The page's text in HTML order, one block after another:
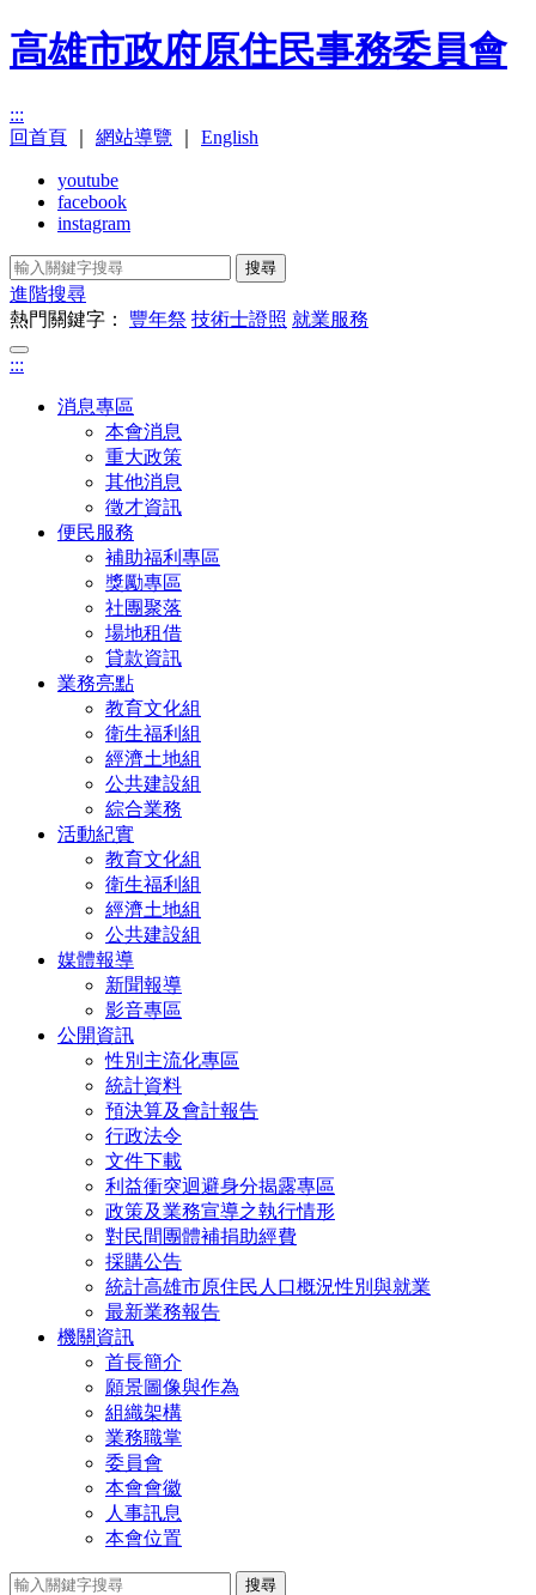
高雄市政府原住民事務委員會
:::
回首頁
網站導覽 English
youtube
facebook
instagram
搜尋
進階搜尋
熱門關鍵字： 豐年祭 技術士證照 就業服務
:::
消息專區
本會消息
重大政策
其他消息
徵才資訊
便民服務
補助福利專區
獎勵專區
社團聚落
場地租借
貸款資訊
業務亮點
教育文化組
衛生福利組
經濟土地組
公共建設組
綜合業務
活動紀實
教育文化組
衛生福利組
經濟土地組
公共建設組
媒體報導
新聞報導
影音專區
公開資訊
性別主流化專區
統計資料
預決算及會計報告
行政法令
文件下載
利益衝突迴避身分揭露專區
政策及業務宣導之執行情形
對民間團體補捐助經費
採購公告
統計高雄市原住民人口概況性別與就業
最新業務報告
機關資訊
首長簡介
願景圖像與作為
組織架構
業務職掌
委員會
本會會徽
人事訊息
本會位置
搜尋